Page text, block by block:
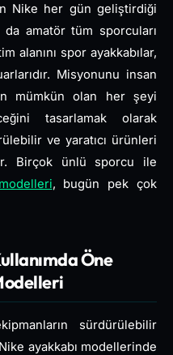
Nike her gün geliştirdiği
amatör tüm sporcuları
alanını spor ayakkabılar,
Misyonunu insan
mümkün olan her şeyi
tasarlamak olarak
ve yaratıcı ürünleri
Birçok ünlü sporcu ile
, bugün pek çok
Öne
sürdürülebilir
ayakkabı modellerinde